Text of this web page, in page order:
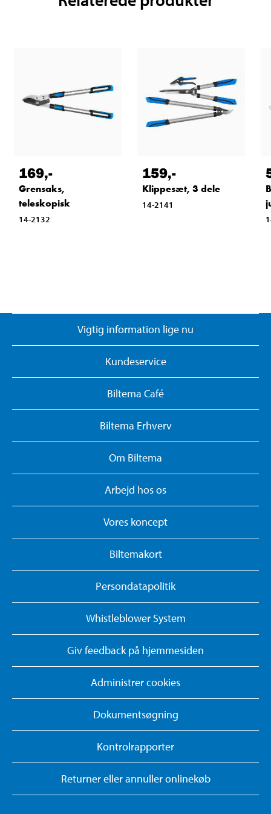
169,-
Grensaks,
teleskopisk
14-2132
159,-
Klippesæt, 3 dele
14-2141
Vigtig information lige nu
Kundeservice
Biltema Café
Biltema Erhverv
Om Biltema
Arbejd hos os
Vores koncept
Biltemakort
Persondatapolitik
Whistleblower System
Giv feedback på hjemmesiden
Administrer cookies
Dokumentsøgning
Kontrolrapporter
Returner eller annuller onlinekøb